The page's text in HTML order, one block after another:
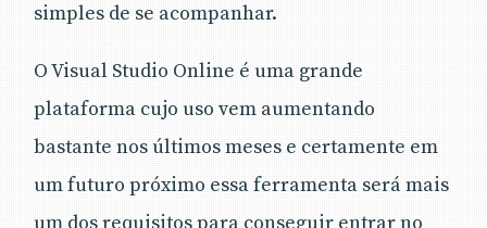
simples de se acompanhar.
O Visual Studio Online é uma grande
plataforma cujo uso vem aumentando
bastante nos últimos meses e certamente em
um futuro próximo essa ferramenta será mais